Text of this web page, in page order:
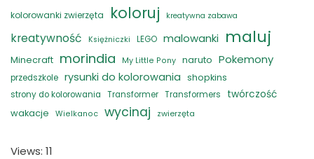
kolorowanki zwierzęta koloruj kreatywna zabawa
kreatywność Księżniczki LEGO malowanki maluj
Minecraft morindia My Little Pony naruto Pokemony
przedszkole rysunki do kolorowania shopkins
strony do kolorowania Transformer Transformers
twórczość
wakacje
Wielkanoc wycinaj zwierzęta
Views: 11